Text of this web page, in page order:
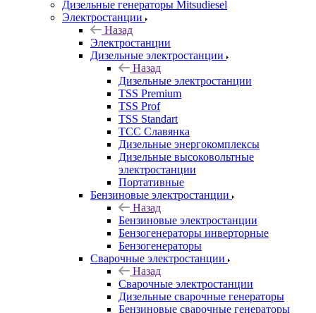
Дизельные генераторы Mitsudiesel
Электростанции
Назад
Электростанции
Дизельные электростанции
Назад
Дизельные электростанции
TSS Premium
TSS Prof
TSS Standart
ТСС Славянка
Дизельные энергокомплексы
Дизельные высоковольтные
электростанции
Портативные
Бензиновые электростанции
Назад
Бензиновые электростанции
Бензогенераторы инверторные
Бензогенераторы
Сварочные электростанции
Назад
Сварочные электростанции
Дизельные сварочные генераторы
Бензиновые сварочные генераторы